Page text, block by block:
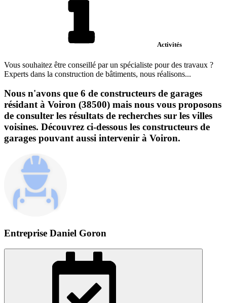
Activités
Vous souhaitez être conseillé par un spécialiste pour des travaux ?
Experts dans la construction de bâtiments, nous réalisons...
Nous n'avons que 6 de constructeurs de garages
résidant à Voiron (38500) mais nous vous proposons
de consulter les résultats de recherches sur les villes
voisines. Découvrez ci-dessous les constructeurs de
garages pouvant aussi intervenir à Voiron.
Entreprise Daniel Goron